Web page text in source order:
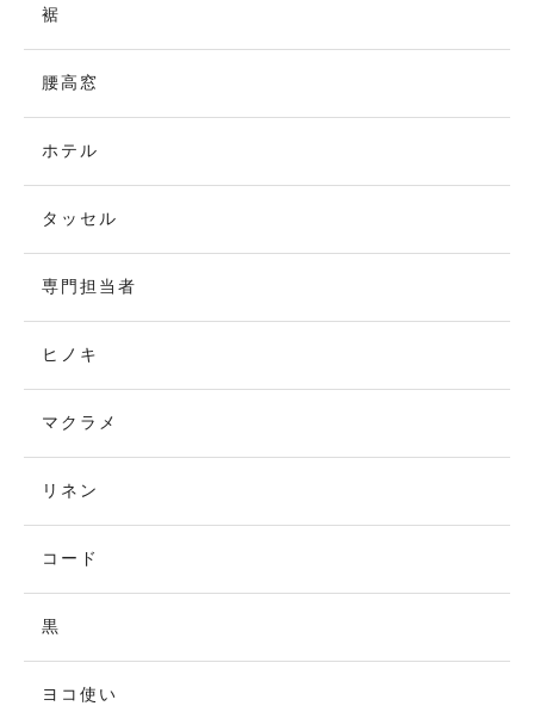
裾
腰高窓
ホテル
タッセル
専門担当者
ヒノキ
マクラメ
リネン
コード
黒
ヨコ使い